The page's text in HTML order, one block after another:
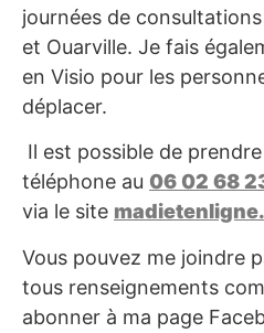
journées de
et Ouarville. Je fais
en Visio pour les
déplacer.
Il est possible de
téléphone au 06 02 68
via le site
Vous pouvez me joindre
tous renseignements
abonner à ma page